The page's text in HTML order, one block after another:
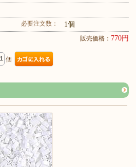
必要注文数： 1個
販売価格： 770円
個